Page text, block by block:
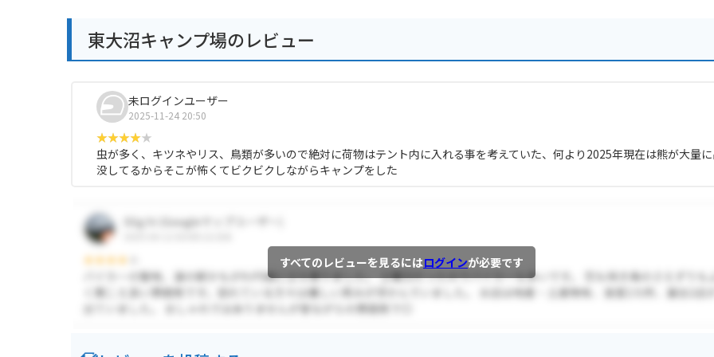
東大沼キャンプ場のレビュー
未ログインユーザー
2025-11-24 20:50
虫が多く、キツネやリス、鳥類が多いので絶対に荷物はテント内に入れる事を考えていた、何より2025年現在は熊が大量
没してるからそこが怖くてビクビクしながらキャンプをした
すべてのレビューを見るにはログインが必要です